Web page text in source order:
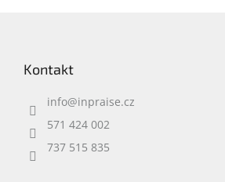
Kontakt
info@inpraise.cz
571 424 002
737 515 835